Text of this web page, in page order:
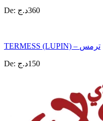
De: 360د.ج
TERMESS (LUPIN) – ترمس
De: 150د.ج